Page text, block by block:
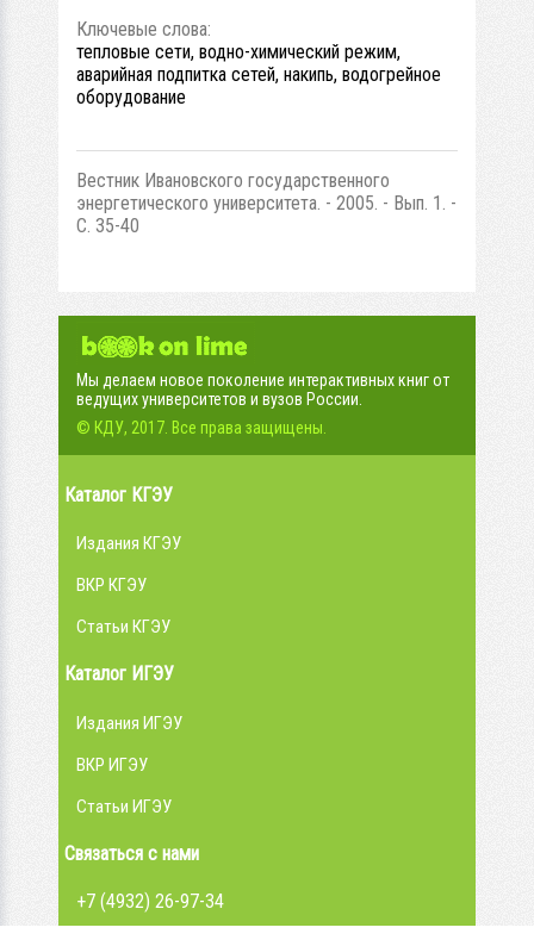
Ключевые слова:
тепловые сети, водно-химический режим,
аварийная подпитка сетей, накипь, водогрейное
оборудование
Вестник Ивановского государственного
энергетического университета. - 2005. - Вып. 1. -
С. 35-40
Мы делаем новое поколение интерактивных книг от
ведущих университетов и вузов России.
© КДУ, 2017. Все права защищены.
Каталог КГЭУ
Издания КГЭУ
ВКР КГЭУ
Статьи КГЭУ
Каталог ИГЭУ
Издания ИГЭУ
ВКР ИГЭУ
Статьи ИГЭУ
Связаться с нами
+7 (4932) 26-97-34